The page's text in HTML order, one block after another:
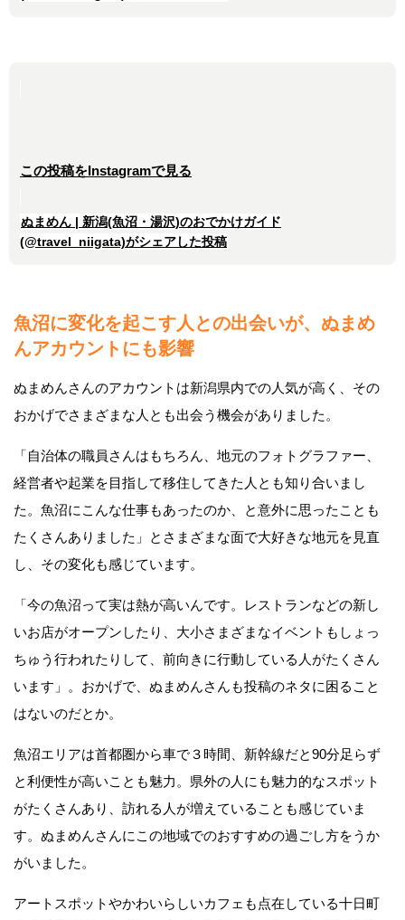
この投稿をInstagramで見る
ぬまめん | 新潟(魚沼・湯沢)のおでかけガイド
(@travel_niigata)がシェアした投稿
魚沼に変化を起こす人との出会いが、 ぬまめ
んアカウントにも影響
ぬまめんさんのアカウントは新潟県内での人気が高く、その
おかげでさまざまな人とも出会う機会がありました。
「自治体の職員さんはもちろん、地元のフォトグラファー、
経営者や起業を目指して移住してきた人とも知り合いまし
た。魚沼にこんな仕事もあったのか、と意外に思ったことも
たくさんありました」とさまざまな面で大好きな地元を見直
し、その変化も感じています。
「今の魚沼って実は熱が高いんです。レストランなどの新し
いお店がオープンしたり、大小さまざまなイベントもしょっ
ちゅう行われたりして、前向きに行動している人がたくさん
います」。おかげで、ぬまめんさんも投稿のネタに困ること
はないのだとか。
魚沼エリアは首都圏から車で３時間、新幹線だと90分足らず
と利便性が高いことも魅力。県外の人にも魅力的なスポット
がたくさんあり、訪れる人が増えていることも感じていま
す。ぬまめんさんにこの地域でのおすすめの過ごし方をうか
がいました。
アートスポットやかわいらしいカフェも点在している十日町